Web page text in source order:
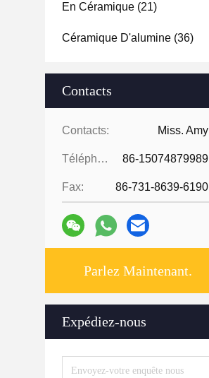
En Céramique (21)
Céramique D'alumine (36)
Contacts
Contacts: Miss. Amy
Téléphone: 86-15074879989
Fax: 86-731-8639-6190
Parlez Maintenant.
Expédiez-nous